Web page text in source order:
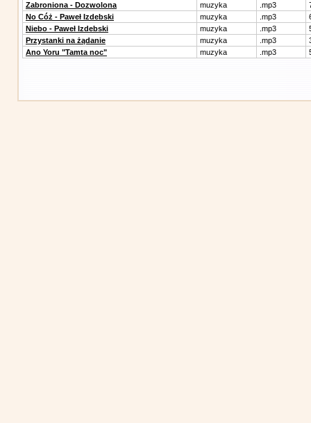
Zabroniona - Dozwolona
muzyka .mp3
No Cóż - Paweł Izdebski
muzyka .mp3
Niebo - Paweł Izdebski
muzyka .mp3
Przystanki na żądanie
muzyka .mp3
Ano Yoru "Tamta noc"
muzyka .mp3